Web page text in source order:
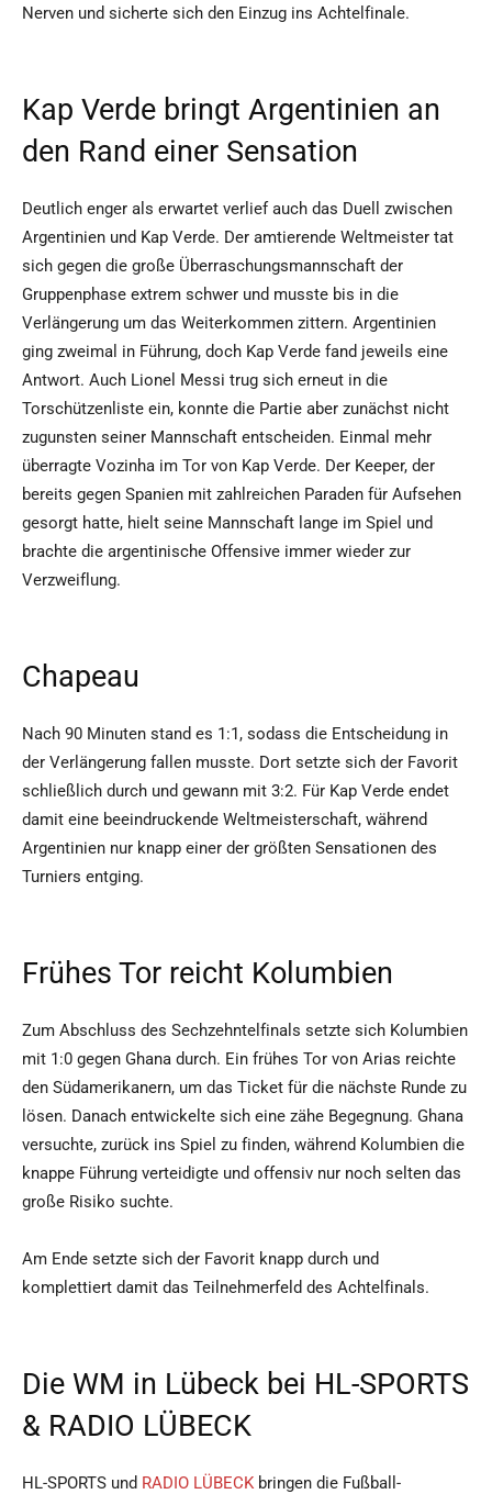
Nerven und sicherte sich den Einzug ins Achtelfinale.
Kap Verde bringt Argentinien an
den Rand einer Sensation
Deutlich enger als erwartet verlief auch das Duell zwischen
Argentinien und Kap Verde. Der amtierende Weltmeister tat
sich gegen die große Überraschungsmannschaft der
Gruppenphase extrem schwer und musste bis in die
Verlängerung um das Weiterkommen zittern. Argentinien
ging zweimal in Führung, doch Kap Verde fand jeweils eine
Antwort. Auch Lionel Messi trug sich erneut in die
Torschützenliste ein, konnte die Partie aber zunächst nicht
zugunsten seiner Mannschaft entscheiden. Einmal mehr
überragte Vozinha im Tor von Kap Verde. Der Keeper, der
bereits gegen Spanien mit zahlreichen Paraden für Aufsehen
gesorgt hatte, hielt seine Mannschaft lange im Spiel und
brachte die argentinische Offensive immer wieder zur
Verzweiflung.
Chapeau
Nach 90 Minuten stand es 1:1, sodass die Entscheidung in
der Verlängerung fallen musste. Dort setzte sich der Favorit
schließlich durch und gewann mit 3:2. Für Kap Verde endet
damit eine beeindruckende Weltmeisterschaft, während
Argentinien nur knapp einer der größten Sensationen des
Turniers entging.
Frühes Tor reicht Kolumbien
Zum Abschluss des Sechzehntelfinals setzte sich Kolumbien
mit 1:0 gegen Ghana durch. Ein frühes Tor von Arias reichte
den Südamerikanern, um das Ticket für die nächste Runde zu
lösen. Danach entwickelte sich eine zähe Begegnung. Ghana
versuchte, zurück ins Spiel zu finden, während Kolumbien die
knappe Führung verteidigte und offensiv nur noch selten das
große Risiko suchte.
Am Ende setzte sich der Favorit knapp durch und
komplettiert damit das Teilnehmerfeld des Achtelfinals.
Die WM in Lübeck bei HL-SPORTS
& RADIO LÜBECK
HL-SPORTS und RADIO LÜBECK bringen die Fußball-